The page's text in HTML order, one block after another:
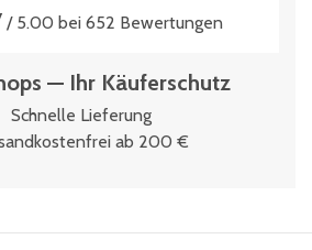
/ 5.00 bei 652 Bewertungen
— Ihr Käuferschutz
Schnelle Lieferung
ab 200 €